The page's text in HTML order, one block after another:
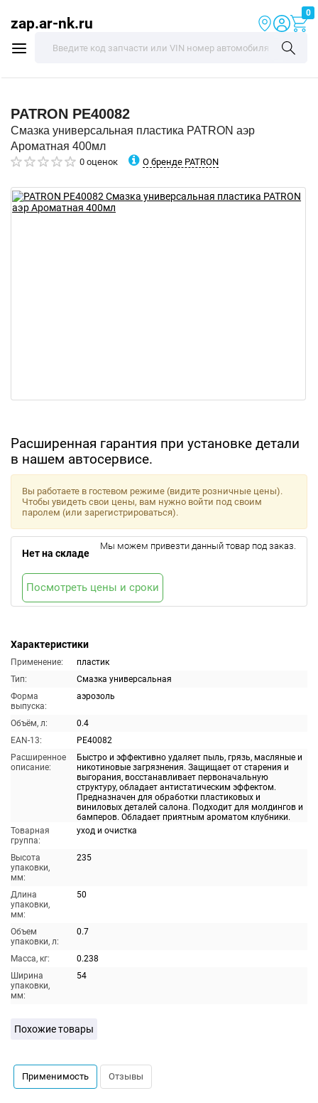
zap.ar-nk.ru
0
PATRON PE40082
Смазка универсальная пластика PATRON аэр
Ароматная 400мл
0 оценок О бренде PATRON
Расширенная гарантия при установке детали
в нашем автосервисе.
Характеристики
Применение:
пластик
Тип:
Смазка универсальная
Форма
выпуска:
аэрозоль
Объём, л:
0.4
EAN-13:
PE40082
Расширенное
описание:
Быстро и эффективно удаляет пыль, грязь, масляные и
никотиновые загрязнения. Защищает от старения и
выгорания, восстанавливает первоначальную
структуру, обладает антистатическим эффектом.
Предназначен для обработки пластиковых и
виниловых деталей салона. Подходит для молдингов и
бамперов. Обладает приятным ароматом клубники.
Товарная
группа:
уход и очистка
Высота
упаковки,
мм:
235
Длина
упаковки,
мм:
50
Объем
упаковки, л:
0.7
Масса, кг:
0.238
Ширина
упаковки,
мм:
54
Вы работаете в гостевом режиме (видите розничные цены).
Чтобы увидеть свои цены, вам нужно войти под своим
паролем (или зарегистрироваться).
Нет на складе
Мы можем привезти данный товар под заказ.
Посмотреть цены и сроки
Похожие товары
Применимость Отзывы